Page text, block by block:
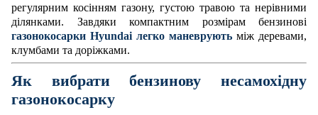
регулярним косінням газону, густою травою та нерівними
ділянками. Завдяки компактним розмірам бензинові
газонокосарки Hyundai легко маневрують між деревами,
клумбами та доріжками.
Як вибрати бензинову несамохідну
газонокосарку